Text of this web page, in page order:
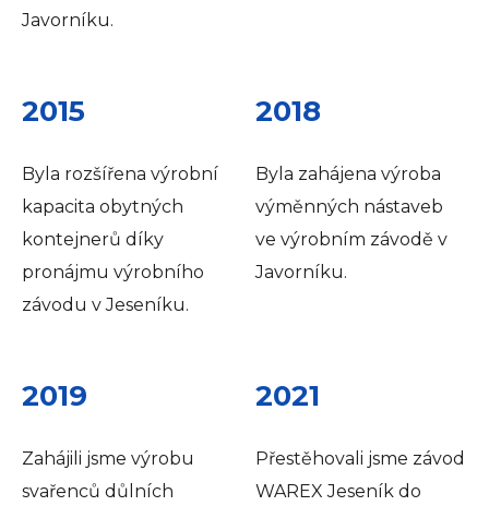
Javorníku.
2015
Byla rozšířena výrobní
kapacita obytných
kontejnerů díky
pronájmu výrobního
závodu v Jeseníku.
2018
Byla zahájena výroba
výměnných nástaveb
ve výrobním závodě v
Javorníku.
2019
Zahájili jsme výrobu
svařenců důlních
2021
Přestěhovali jsme závod
WAREX Jeseník do